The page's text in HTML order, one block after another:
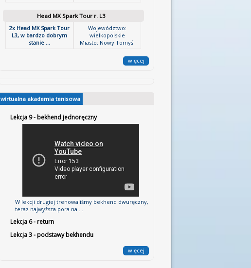
Head MX Spark Tour r. L3
2x Head MX Spark Tour
L3, w bardzo dobrym
stanie ...
Województwo:
wielkopolskie
Miasto: Nowy Tomyśl
więcej
wirtualna akademia tenisowa
Lekcja 9 - bekhend jednoręczny
W lekcji drugiej trenowaliśmy bekhend dwuręczny,
teraz najwyższa pora na ...
Lekcja 6 - return
Lekcja 3 - podstawy bekhendu
więcej